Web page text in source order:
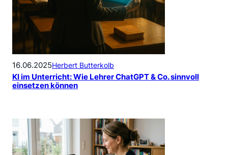
16.06.2025Herbert Butterkolb
KI im Unterricht: Wie Lehrer ChatGPT & Co. sinnvoll
einsetzen können